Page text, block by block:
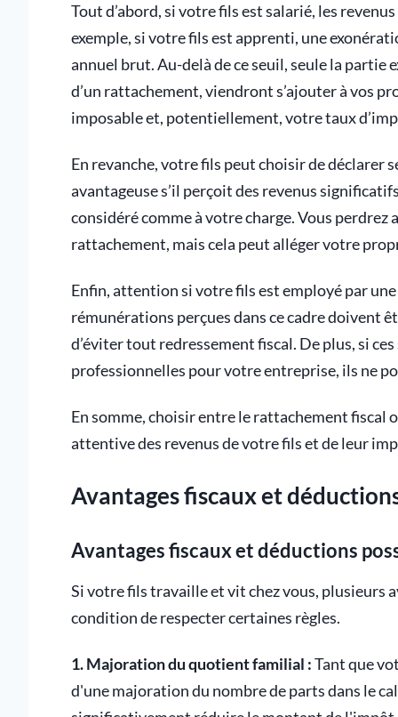
Tout d’abord, si votre fils est salarié, les
exemple, si votre fils est apprenti, une
annuel brut. Au-delà de ce seuil, seule la partie
d’un rattachement, viendront s’ajouter à vos
imposable et, potentiellement, votre taux
En revanche, votre fils peut choisir de déclarer
avantageuse s’il perçoit des revenus
considéré comme à votre charge. Vous
rattachement, mais cela peut alléger votre
Enfin, attention si votre fils est employé par
rémunérations perçues dans ce cadre doivent
d’éviter tout redressement fiscal. De plus, si
professionnelles pour votre entreprise, ils ne
En somme, choisir entre le rattachement fiscal
attentive des revenus de votre fils et de leur
Avantages fiscaux et
Avantages fiscaux et déductions
Si votre fils travaille et vit chez vous, plusieurs
condition de respecter certaines règles.
1. Majoration du quotient familial :Tant que
d'une majoration du nombre de parts dans le